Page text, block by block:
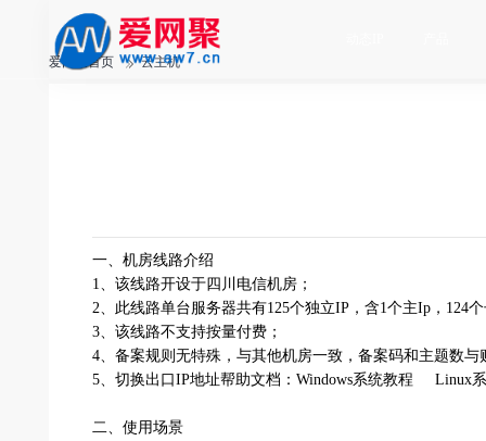
爱网聚首页
云主机
一、机房线路介绍
1、该线路开设于四川电信机房；
2、此线路单台服务器共有125个独立IP，含1个主Ip，124
3、该线路不支持按量付费；
4、备案规则无特殊，与其他机房一致，备案码和主题数与
5、切换出口IP地址帮助文档：Windows系统教程 Linux
二、使用场景